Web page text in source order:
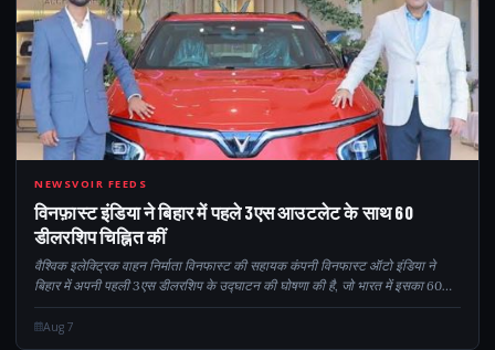
360
NEWSVOIR FEEDS
विनफ़ास्ट इंडिया ने बिहार में पहले 3एस आउटलेट के साथ 60
डीलरशिप चिह्नित कीं
वैश्विक इलेक्ट्रिक वाहन निर्माता विनफास्ट की सहायक कंपनी विनफास्ट ऑटो इंडिया ने
बिहार में अपनी पहली 3एस डीलरशिप के उद्घाटन की घोषणा की है, जो भारत में इसका 60वां
रिटेल आउटलेट है। मील का पत्थर वास्तविकता को दर्शाता है...
Aug 7